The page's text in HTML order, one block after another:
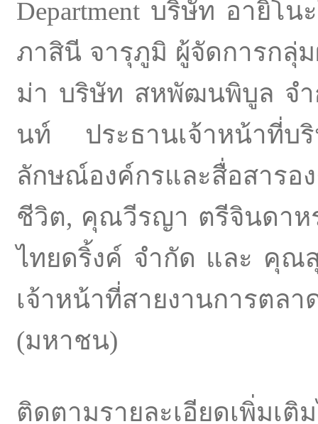
Department บริษัท อายิโ
ภาสินี จารุภูมิ ผู้จัดการกลุ่
ม่า บริษัท สหพัฒนพิบูล จํ
นท์ ประธานเจ้าหน้าที่บ
ลักษณ์องค์กรและสื่อสาร
ชีวิต, คุณวีรญา ตรีจินดาหร
ไทยดริ้งค์ จำกัด และ คุณ
เจ้าหน้าที่สายงานการตล
(มหาชน)
ติดตามรายละเอียดเพิ่มเติ